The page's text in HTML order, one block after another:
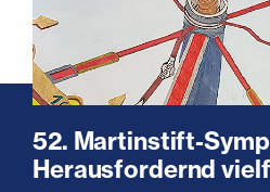
52. Martinstift-
Herausfordernd